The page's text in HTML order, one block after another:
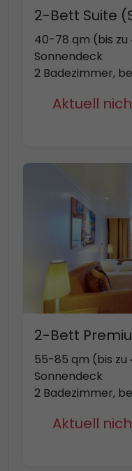
2-Bett Suite
40-78 qm (bis zu
Sonnendeck
2 Badezimmer,
Aktuell
2-Bett
55-85 qm (bis zu
Sonnendeck
2 Badezimmer,
Aktuell